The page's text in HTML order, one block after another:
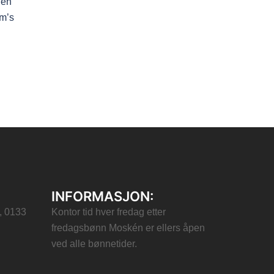
0133
INFORMASJON:
Kontor tid hver fredag etter
fredagsbønn Moskén er ellers åpen
ved alle bønnetider.